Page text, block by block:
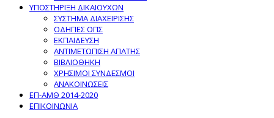
ΥΠΟΣΤΗΡΙΞΗ ΔΙΚΑΙΟΥΧΩΝ
ΣΥΣΤΗΜΑ ΔΙΑΧΕΙΡΙΣΗΣ
ΟΔΗΓΙΕΣ ΟΠΣ
ΕΚΠΑΙΔΕΥΣΗ
ΑΝΤΙΜΕΤΩΠΙΣΗ ΑΠΑΤΗΣ
ΒΙΒΛΙΟΘΗΚΗ
ΧΡΗΣΙΜΟΙ ΣΥΝΔΕΣΜΟΙ
ΑΝΑΚΟΙΝΩΣΕΙΣ
ΕΠ-ΑΜΘ 2014-2020
ΕΠΙΚΟΙΝΩΝΙΑ